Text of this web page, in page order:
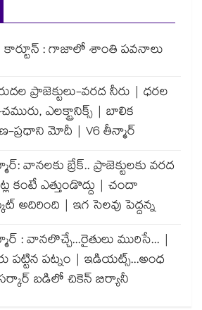
కార్టూన్ : గాజాలో శాంతి పవనాలు
ప్రాజెక్టులు-వరద నీరు | ధరల
ఎలక్ట్రానిక్స్ | బాలిక
ప్రధాని మోదీ | V6 తీన్మార్
వానలకు బ్రేక్.. ప్రాజెక్టులకు వరద
కంటే ఎత్తుండొద్దు | చందా
అదిరింది | ఇగ సెలవు పెద్దన్న
: వానలొచ్చే...రైతులు మురిసే... |
పట్టిన పట్నం | ఇడియట్స్...అంధ
బడిలో చికెన్ బిర్యానీ